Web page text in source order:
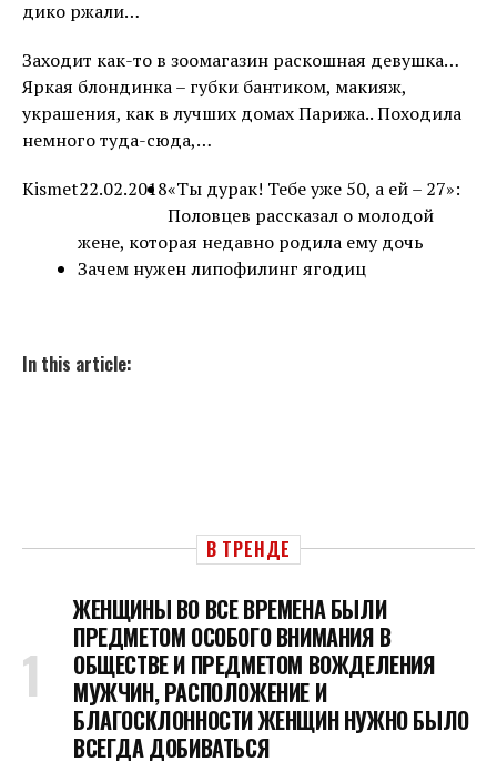
дико ржали…
Заходит как-то в зоомагазин раскошная девушка…
Яркая блондинка – губки бантиком, макияж,
украшения, как в лучших домах Парижа.. Походила
немного туда-сюда,…
Kismet22.02.2018«Ты дурак! Тебе уже 50, а ей – 27»:
Половцев рассказал о молодой
жене, которая недавно родила ему дочь
Зачем нужен липофилинг ягодиц
In this article:
В ТРЕНДЕ
ЖЕНЩИНЫ ВО ВСЕ ВРЕМЕНА БЫЛИ
ПРЕДМЕТОМ ОСОБОГО ВНИМАНИЯ В
ОБЩЕСТВЕ И ПРЕДМЕТОМ ВОЖДЕЛЕНИЯ
МУЖЧИН, РАСПОЛОЖЕНИЕ И
БЛАГОСКЛОННОСТИ ЖЕНЩИН НУЖНО БЫЛО
ВСЕГДА ДОБИВАТЬСЯ